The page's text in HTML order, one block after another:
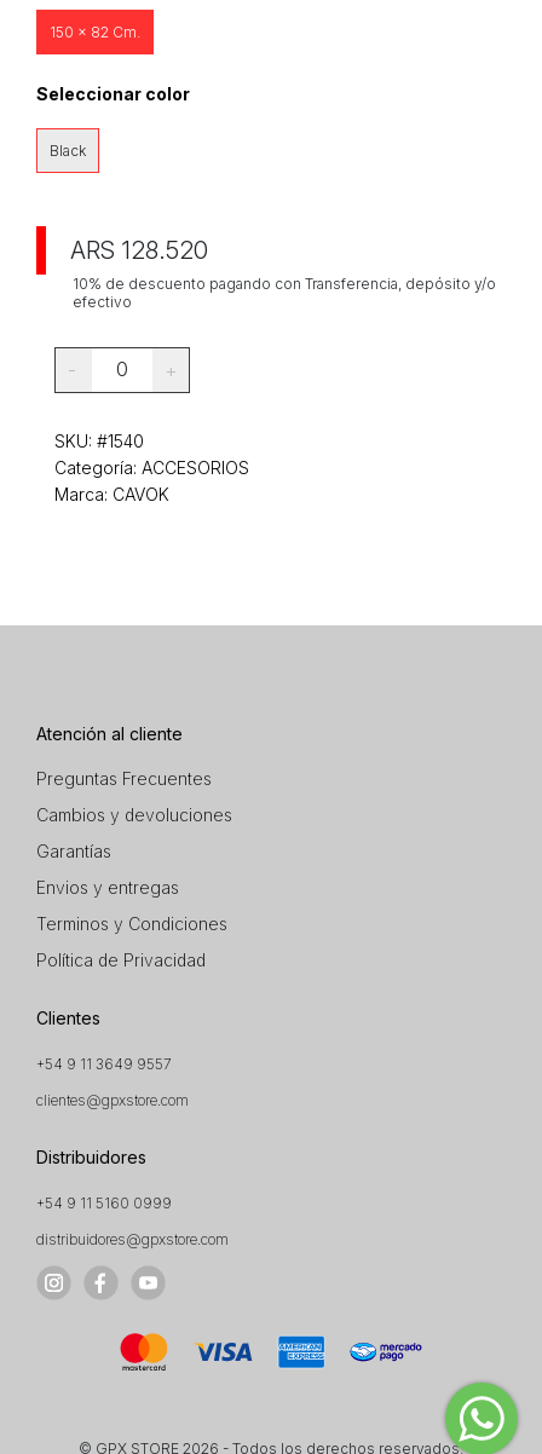
150 x 82 Cm.
Seleccionar color
Black
ARS 128.520
10% de descuento pagando con Transferencia, depósito y/o
efectivo
- 0 +
SKU: #1540
Categoría: ACCESORIOS
Marca: CAVOK
Atención al cliente
Preguntas Frecuentes
Cambios y devoluciones
Garantías
Envios y entregas
Terminos y Condiciones
Política de Privacidad
Clientes
+54 9 11 3649 9557
clientes@gpxstore.com
Distribuidores
+54 9 11 5160 0999
distribuidores@gpxstore.com
© GPX STORE 2026 - Todos los derechos reservados.